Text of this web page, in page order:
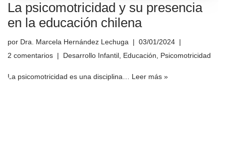
La psicomotricidad y su presencia
en la educación chilena
por Dra. Marcela Hernández Lechuga
03/01/2024
2 comentarios
Desarrollo Infantil Educación Psicomotricidad
La psicomotricidad es una disciplina… Leer más »